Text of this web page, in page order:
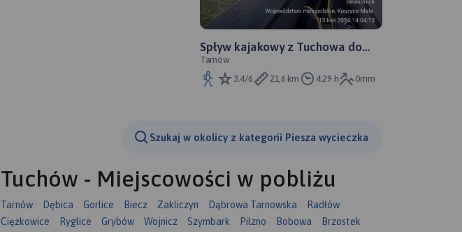
Spływ kajakowy z Tuchowa do
Tarnowa
Tarnów
3.4/6
21,6 km 4:29 h 0mm
Szukaj w okolicy z kategorii Piesza wycieczka
Tuchów - Miejscowości w pobliżu
Tarnów Dębica Gorlice Biecz Zakliczyn Dąbrowa Tarnowska
Radłów
Ciężkowice
Ryglice Grybów Wojnicz Szymbark Pilzno Bobowa
Brzostek